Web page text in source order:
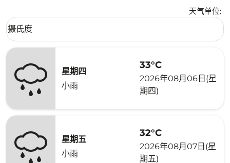
天气单位:
Weather unit option 摄氏度 Selected
摄氏度
keyboard_arrow_down
星期四
小雨
33°C
2026年08月06日(星
期四)
星期五
小雨
32°C
2026年08月07日(星
期五)